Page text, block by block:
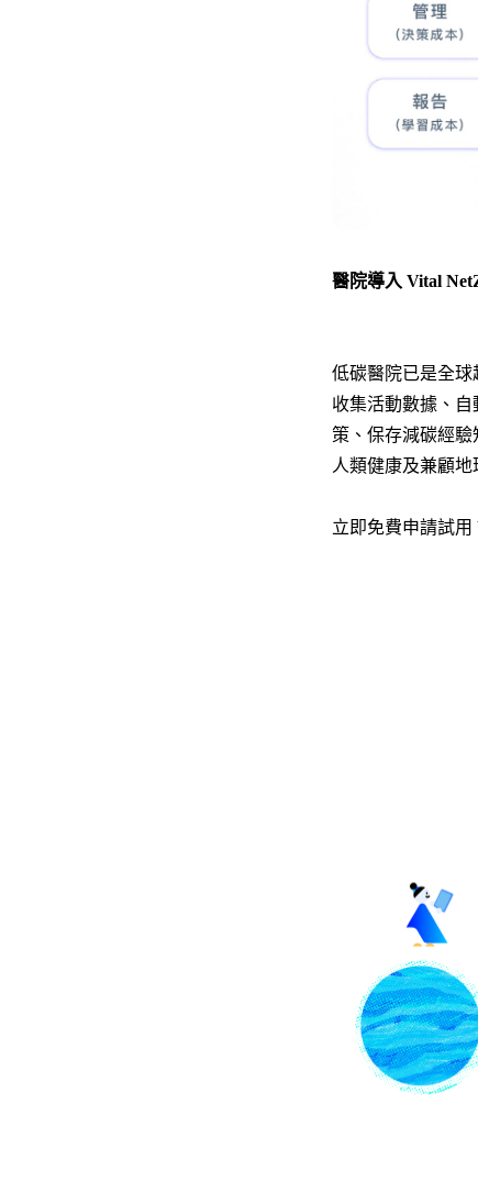
醫院導入 Vital
低碳醫院已是全球
收集活動數據、
策、保存減碳經
人類健康及兼顧地
立即免費申請試用